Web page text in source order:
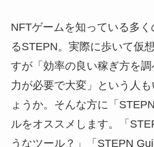
NFTゲームを知っている多
るSTEPN。実際に歩いて仮
すが「効率の良い稼ぎ方を
力が必要で大変」という人
ょうか。そんな方に「
ルをオススメします。「
うなツール？」「STEPN